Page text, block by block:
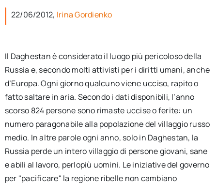
Ita
22/06/2012, Irina Gordienko
Il Daghestan è considerato il luogo più pericoloso della
Russia e, secondo molti attivisti per i diritti umani, anche
d’Europa. Ogni giorno qualcuno viene ucciso, rapito o
fatto saltare in aria. Secondo i dati disponibili, l’anno
scorso 824 persone sono rimaste uccise o ferite: un
numero paragonabile alla popolazione del villaggio russo
medio. In altre parole ogni anno, solo in Daghestan, la
Russia perde un intero villaggio di persone giovani, sane
e abili al lavoro, perlopiù uomini. Le iniziative del governo
per "pacificare" la regione ribelle non cambiano